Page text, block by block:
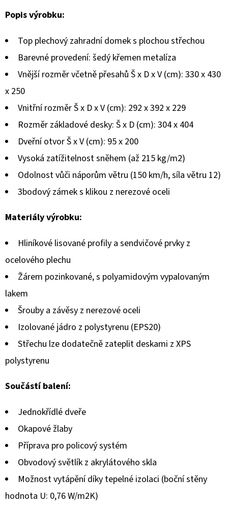
Popis výrobku:
Top plechový zahradní domek s plochou střechou
Barevné provedení: šedý křemen metalíza
Vnější rozměr včetně přesahů Š x D x V (cm): 330 x 430
x 250
Vnitřní rozměr Š x D x V (cm): 292 x 392 x 229
Rozměr základové desky: Š x D (cm): 304 x 404
Dveřní otvor Š x V (cm): 95 x 200
Vysoká zatížitelnost sněhem (až 215 kg/m2)
Odolnost vůči náporům větru (150 km/h, síla větru 12)
3bodový zámek s klikou z nerezové oceli
Materiály výrobku:
Hliníkové lisované profily a sendvičové prvky z
ocelového plechu
Žárem pozinkované, s polyamidovým vypalovaným
lakem
Šrouby a závěsy z nerezové oceli
Izolované jádro z polystyrenu (EPS20)
Střechu lze dodatečně zateplit deskami z XPS
polystyrenu
Součástí balení:
Jednokřídlé dveře
Okapové žlaby
Příprava pro policový systém
Obvodový světlík z akrylátového skla
Možnost vytápění díky tepelné izolaci (boční stěny
hodnota U: 0,76 W/m2K)